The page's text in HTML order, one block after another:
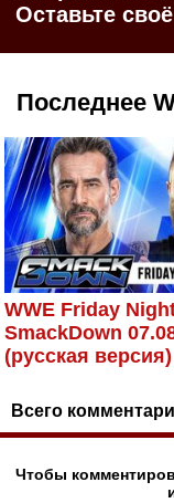
Оставьте
Последнее
WWE Friday
SmackDown
(русская версия)
Всего
Чтобы